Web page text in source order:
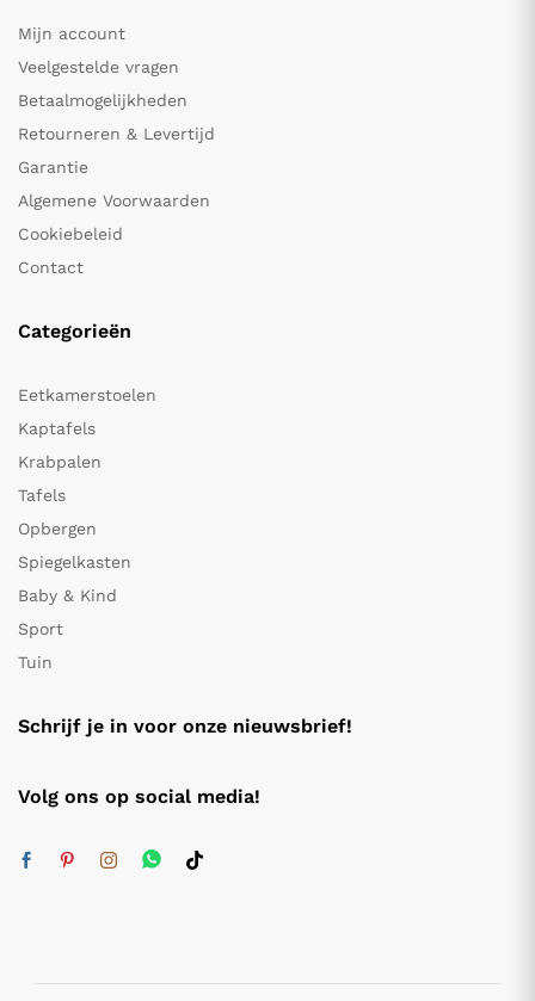
Mijn account
Veelgestelde vragen
Betaalmogelijkheden
Retourneren & Levertijd
Garantie
Algemene Voorwaarden
Cookiebeleid
Contact
Categorieën
Eetkamerstoelen
Kaptafels
Krabpalen
Tafels
Opbergen
Spiegelkasten
Baby & Kind
Sport
Tuin
Schrijf je in voor onze nieuwsbrief!
Volg ons op social media!